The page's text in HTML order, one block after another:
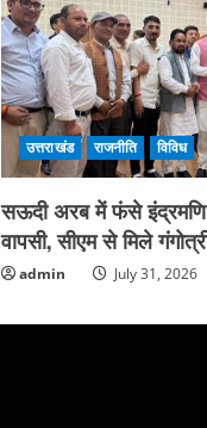
उत्तराखंड राजनीति विविध
सऊदी अरब में फंसे
वापसी, सीएम से मिले
admin July 31, 2026